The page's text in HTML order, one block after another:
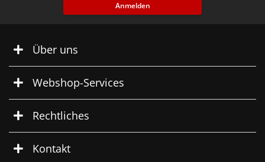
Anmelden
Über uns
Webshop-Services
Rechtliches
Kontakt